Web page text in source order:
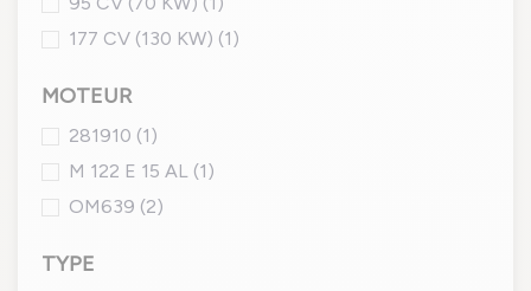
177 CV (130 KW) (1)
MOTEUR
281910 (1)
M 122 E 15 AL (1)
OM639 (2)
TYPE